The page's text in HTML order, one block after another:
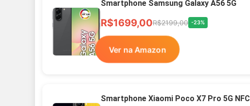
Smartphone Samsung Galaxy A56 5G
R$1699,00R$2199,00 -23%
Ver na Amazon
Smartphone Xiaomi Poco X7 Pro 5G NFC